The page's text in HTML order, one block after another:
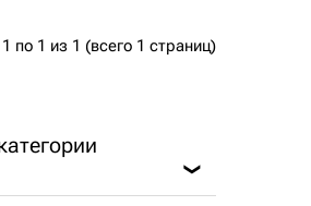
по 1 из 1 (всего 1 страниц)
❯